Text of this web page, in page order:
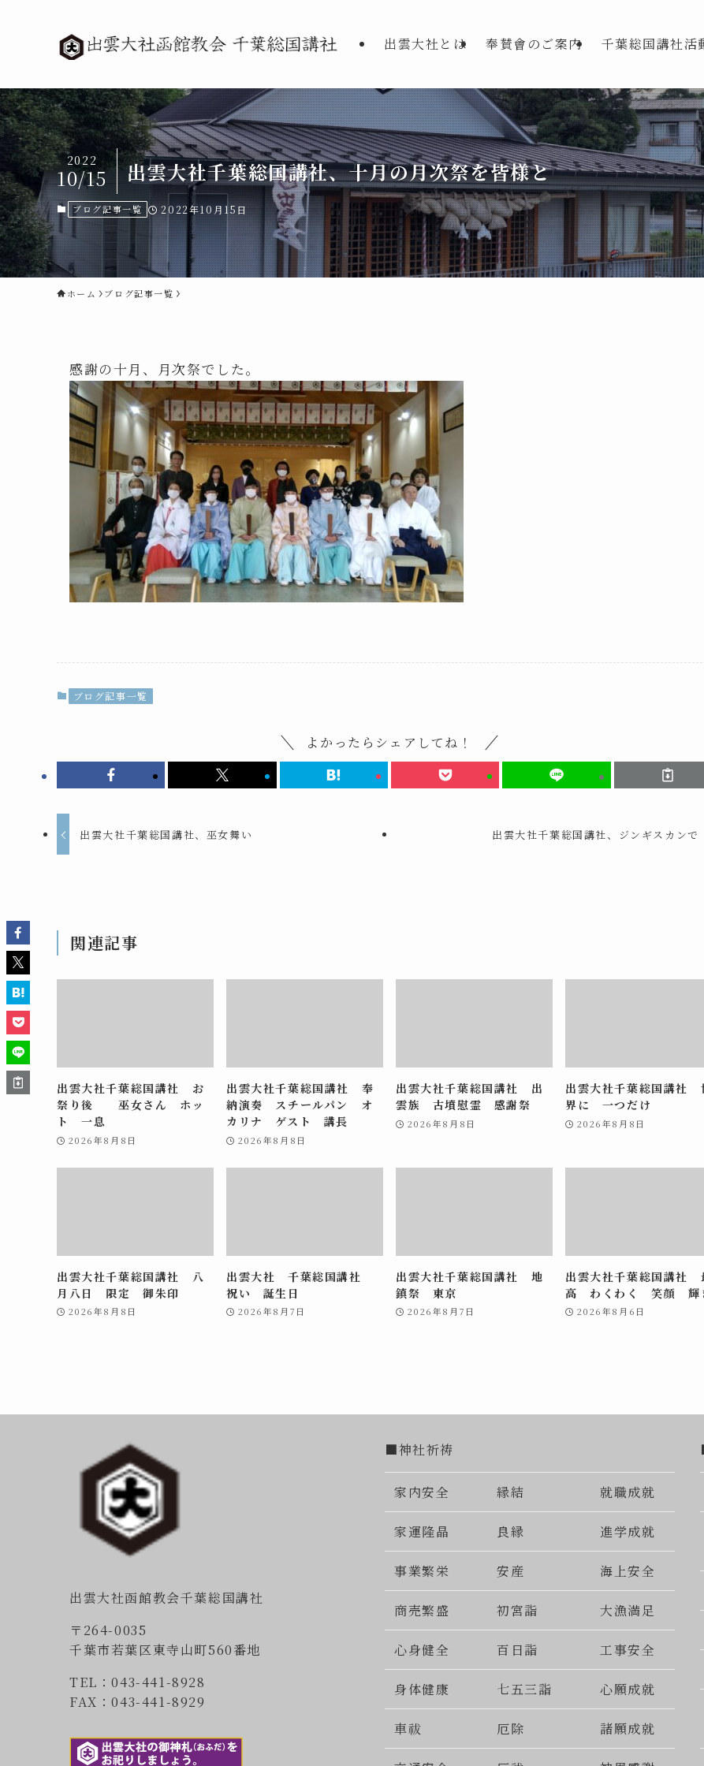
出雲大社とは 奉賛會のご案内 千葉総国講社活
出雲大社千葉総国講社、十月の月次祭を皆様と
2022
10/15
ブログ記事一覧 2022年10月15日
ホーム ブログ記事一覧
感謝の十月、月次祭でした。
ブログ記事一覧
よかったらシェアしてね！
出雲大社千葉総国講社、巫女舞い 出雲大社千葉総国講社、ジンギスカンで
関連記事
出雲大社千葉総国講社 お
祭り後 巫女さん ホッ
ト 一息
2026年8月8日
出雲大社千葉総国講社 奉
納演奏 スチールパン オ
カリナ ゲスト 講長
2026年8月8日
出雲大社千葉総国講社 出
雲族 古墳慰霊 感謝祭
2026年8月8日
出雲大社千葉総国講社
界に 一つだけ
2026年8月8日
出雲大社千葉総国講社 八
月八日 限定 御朱印
2026年8月8日
出雲大社 千葉総国講社
祝い 誕生日
2026年8月7日
出雲大社千葉総国講社 地
鎮祭 東京
2026年8月7日
出雲大社千葉総国講社
高 わくわく 笑顔 輝
2026年8月6日
出雲大社函館教会千葉総国講社
〒264-0035
千葉市若葉区東寺山町560番地
TEL：043-441-8928
FAX：043-441-8929
■神社祈祷
家内安全 縁結 就職成就
家運隆晶 良縁 進学成就
事業繁栄 安産 海上安全
商売繁盛 初宮詣 大漁満足
心身健全 百日詣 工事安全
身体健康 七五三詣 心願成就
車祓 厄除 諸願成就